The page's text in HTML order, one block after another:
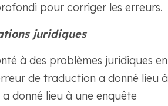
pour corriger les erreurs.
juridiques
à des problèmes juridiques en
de traduction a donné lieu à
donné lieu à une enquête